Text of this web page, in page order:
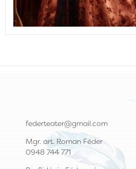
federteater@gmail.com
Mgr. art. Roman Féder
0948 744 771